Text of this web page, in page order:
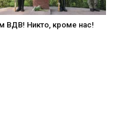
ВДВ! Никто, кроме нас!